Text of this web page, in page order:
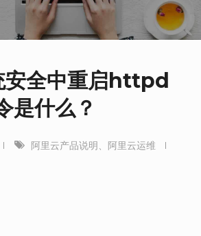
全中重启httpd
是什么？
阿里云产品说明、 阿里云运维